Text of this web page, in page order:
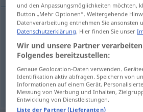
Goniometern goniometer
Winkelmesserm goniometer
Peilungswinkelmesserm
und den Anpassungsmöglichkeiten möchten,
Button „Mehr Optionen“. Weitergehende
Datenverarbeitung entnehmen Sie ansonsten
Datenschutzerklärung. Hier finden Sie unser
Wir und unsere Partner
Folgendes bereitzustellen:
Genaue Geolocation-Daten verwenden.
Identifikation aktiv abfragen. Speichern von
Informationen auf einem Gerät.
Messung von Werbung und Inhalten,
Entwicklung von Dienstleistungen.
Liste der Partner (Lieferanten)